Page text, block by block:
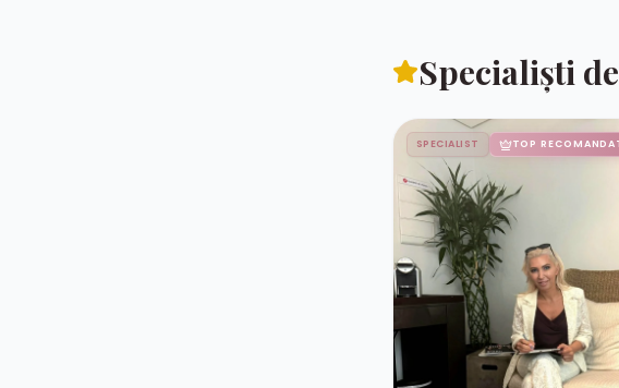
Specialiști
SPECIALIST TOP